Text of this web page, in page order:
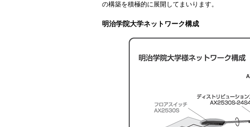
の構築を積極的に展開してまいります。
明治学院大学ネットワーク構成